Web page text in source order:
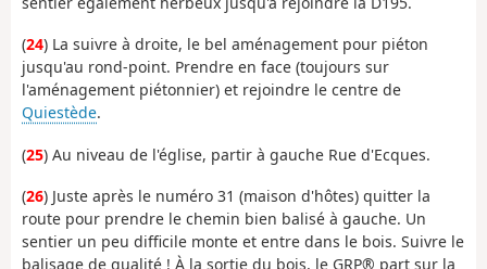
(24) La suivre à droite, le bel aménagement pour piéton
jusqu'au rond-point. Prendre en face (toujours sur
l'aménagement piétonnier) et rejoindre le centre de
Quiestède.
(25) Au niveau de l'église, partir à gauche Rue d'Ecques.
(26) Juste après le numéro 31 (maison d'hôtes) quitter la
route pour prendre le chemin bien balisé à gauche. Un
sentier un peu difficile monte et entre dans le bois. Suivre le
balisage de qualité ! À la sortie du bois, le GRP® part sur la